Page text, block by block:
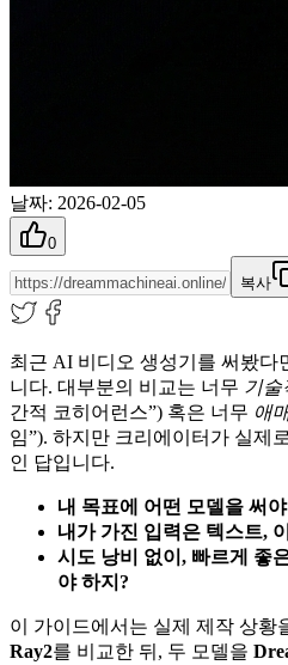
날짜: 2026-02-05
0
복사
최근 AI 비디오 생성기를 써봤다
니다. 대부분의 비교는 너무 기술
간적 코히어런스”) 혹은 너무 애
임”). 하지만 크리에이터가 실제
인 답입니다.
내 목표에 어떤 모델을 써
내가 가진 입력은 텍스트,
시도 낭비 없이, 빠르게 좋
야 하지?
이 가이드에서는 실제 제작 상황
Ray2를 비교한 뒤, 두 모델을